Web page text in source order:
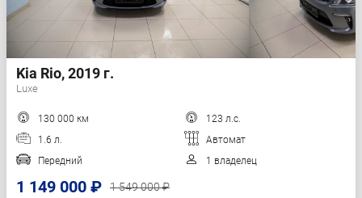
Kia Rio, 2019 г.
Luxe
130 000 км
123 л.с.
1.6 л.
Автомат
Передний
1 владелец
1 149 000 ₽
1 549 000 ₽